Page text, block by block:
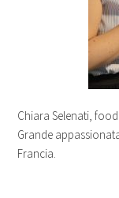
Chiara Selenati,
Grande
Francia.